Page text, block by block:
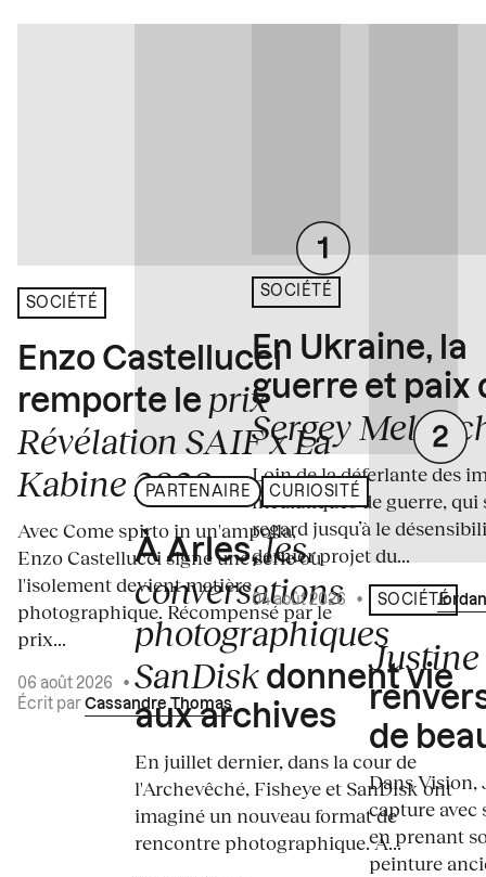
SOCIÉTÉ
Enzo Castellucci
remporte le prix
Révélation SAIF x La
Kabine 2026
Avec Come spirto in un'ampolla,
Enzo Castellucci signe une série où
l'isolement devient matière
photographique. Récompensé par le
prix...
06 août 2026
•
Écrit par Cassandre Thomas
PARTENAIRE CURIOSITÉ
À Arles,les
conversations
photographiques
SanDisk donnent vie
aux archives
En juillet dernier, dans la cour de
l'Archevêché, Fisheye et SanDisk ont
imaginé un nouveau format de
rencontre photographique. À...
SOCIÉTÉ
En Ukraine, la
guerre et paix
Sergey
Loin de la déferlante des
médiatiques de guerre, qui
regard jusqu’à le
dernier projet du...
04 août 2026 • Écrit par
SOCIÉTÉ
de
Dans
capture avec
en prenant
peinture